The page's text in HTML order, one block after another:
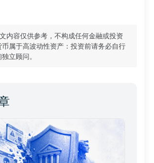
内容仅供参考，不构成任何金融或投资
属于高波动性资产：投资前请务必自行
立顾问。